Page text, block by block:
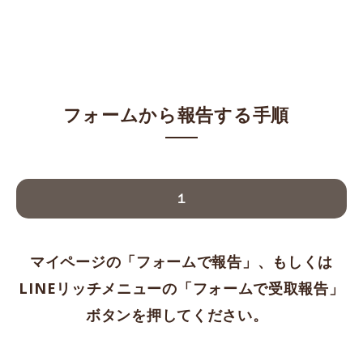
フォームから報告する手順
１
マイページの「フォームで報告」、もしくは
LINEリッチメニューの「フォームで受取報告」
ボタンを押してください。